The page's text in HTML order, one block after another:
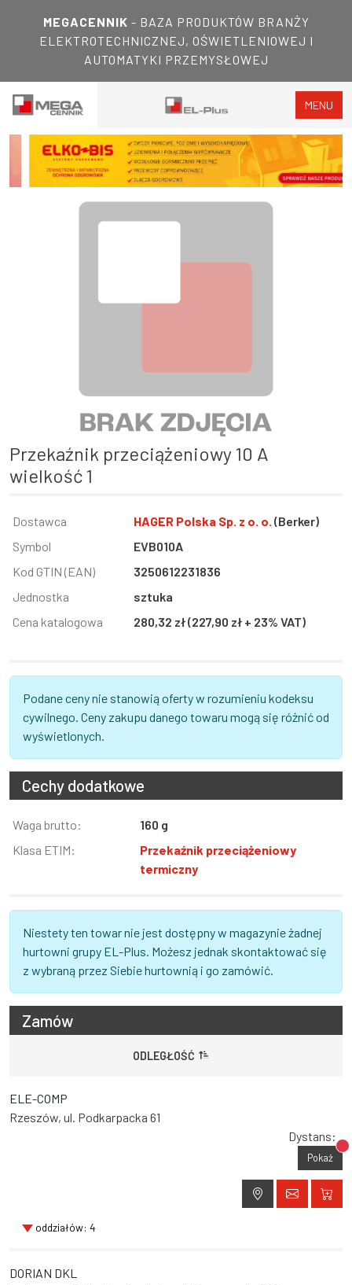
MEGACENNIK - BAZA PRODUKTÓW BRANŻY
ELEKTROTECHNICZNEJ, OŚWIETLENIOWEJ I
AUTOMATYKI PRZEMYSŁOWEJ
MENU
Przekaźnik przeciążeniowy 10 A
wielkość 1
Informacja
Wartość
Dostawca HAGER Polska Sp. z o. o. (Berker)
Symbol
EVB010A
Kod GTIN (EAN)
3250612231836
Jednostka
sztuka
Cena katalogowa
280,32 zł (227,90 zł + 23% VAT)
Podane ceny nie stanowią oferty w rozumieniu kodeksu
cywilnego. Ceny zakupu danego towaru mogą się różnić od
wyświetlonych.
Cechy dodatkowe
Informacja
Wartość
Waga brutto:
160 g
Klasa ETIM:
Przekaźnik przeciążeniowy
termiczny
Niestety ten towar nie jest dostępny w magazynie żadnej
hurtowni grupy EL-Plus. Możesz jednak skontaktować się
z wybraną przez Siebie hurtownią i go zamówić.
Zamów
ODLEGŁOŚĆ
ELE-COMP
Rzeszów, ul. Podkarpacka 61
Dystans:
Pokaż
oddziałów: 4
DORIAN DKL